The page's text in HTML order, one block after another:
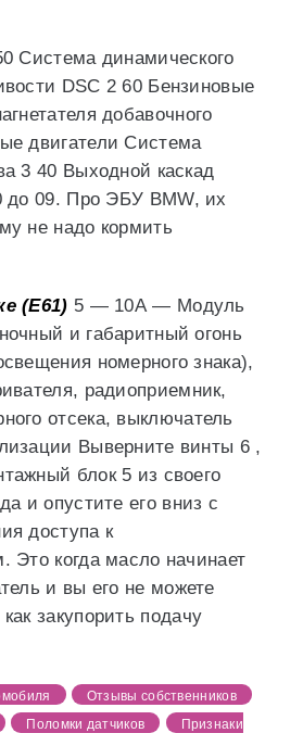
Система динамического
DSC 2 60 Бензиновые
добавочного
двигатели Система
3 40 Выходной каскад
до 09. Про ЭБУ BMW, их
не надо кормить
(E61) 5 — 10А — Модуль
и габаритный огонь
номерного знака),
радиоприемник,
отсека, выключатель
Выверните винты 6 ,
блок 5 из своего
и опустите его вниз с
доступа к
Это когда масло начинает
и вы его не можете
закупорить подачу
Отзывы собственников
Поломки датчиков
Признаки